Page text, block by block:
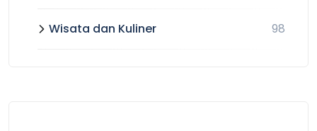
Wisata dan Kuliner 98